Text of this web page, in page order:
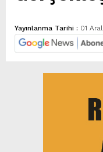
Yayınlanma Tarihi : 01